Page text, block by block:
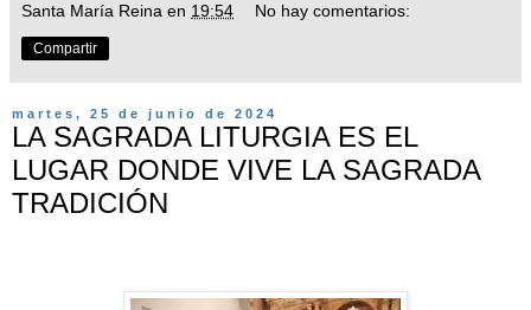
Santa María Reina en 19:54 No hay comentarios:
Compartir
martes, 25 de junio de 2024
LA SAGRADA LITURGIA ES EL
LUGAR DONDE VIVE LA SAGRADA
TRADICIÓN